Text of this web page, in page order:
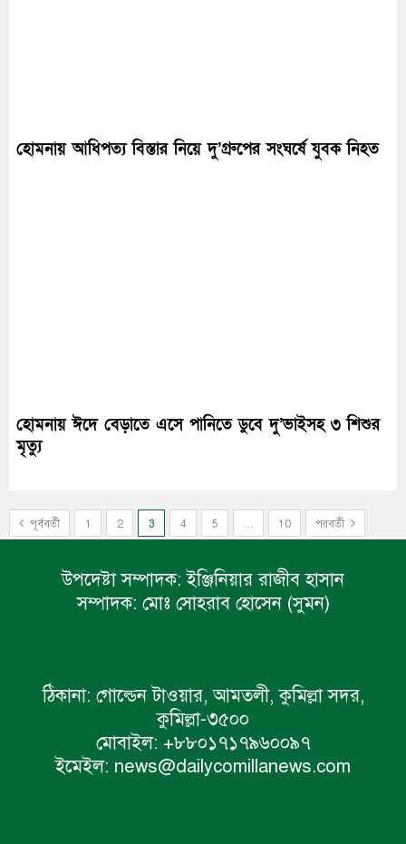
হোমনায় আধিপত্য বিস্তার নিয়ে দু’গ্রুপের সংঘর্ষে যুবক নিহত
হোমনায় ঈদে বেড়াতে এসে পানিতে ডুবে দু’ভাইসহ ৩ শিশুর
মৃত্যু
পূর্ববর্তী 1 2 3 4 5 10 পরবর্তী
উপদেষ্টা সম্পাদক: ইঞ্জিনিয়ার রাজীব হাসান
সম্পাদক: মোঃ সোহরাব হোসেন (সুমন)
ঠিকানা: গোল্ডেন টাওয়ার, আমতলী, কুমিল্লা সদর,
কুমিল্লা-৩৫০০
মোবাইল: +৮৮০১৭১৭৯৬০০৯৭
ইমেইল: news@dailycomillanews.com